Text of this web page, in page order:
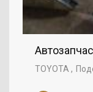
TOYOTA